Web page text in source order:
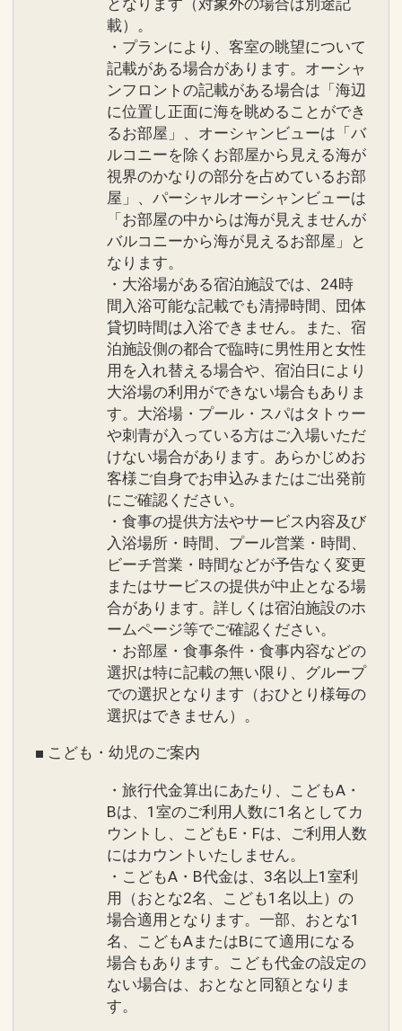
となります（対象外の場合は別途記
載）。
・プランにより、客室の眺望について
記載がある場合があります。オーシャ
ンフロントの記載がある場合は「海辺
に位置し正面に海を眺めることができ
るお部屋」、オーシャンビューは「バ
ルコニーを除くお部屋から見える海が
視界のかなりの部分を占めているお部
屋」、パーシャルオーシャンビューは
「お部屋の中からは海が見えませんが
バルコニーから海が見えるお部屋」と
なります。
・大浴場がある宿泊施設では、24時
間入浴可能な記載でも清掃時間、団体
貸切時間は入浴できません。また、宿
泊施設側の都合で臨時に男性用と女性
用を入れ替える場合や、宿泊日により
大浴場の利用ができない場合もありま
す。大浴場・プール・スパはタトゥー
や刺青が入っている方はご入場いただ
けない場合があります。あらかじめお
客様ご自身でお申込みまたはご出発前
にご確認ください。
・食事の提供方法やサービス内容及び
入浴場所・時間、プール営業・時間、
ビーチ営業・時間などが予告なく変更
またはサービスの提供が中止となる場
合があります。詳しくは宿泊施設のホ
ームページ等でご確認ください。
・お部屋・食事条件・食事内容などの
選択は特に記載の無い限り、グループ
での選択となります（おひとり様毎の
選択はできません）。
■ こども・幼児のご案内
・旅行代金算出にあたり、こどもA・
Bは、1室のご利用人数に1名としてカ
ウントし、こどもE・Fは、ご利用人数
にはカウントいたしません。
・こどもA・B代金は、3名以上1室利
用（おとな2名、こども1名以上）の
場合適用となります。一部、おとな1
名、こどもAまたはBにて適用になる
場合もあります。こども代金の設定の
ない場合は、おとなと同額となりま
す。